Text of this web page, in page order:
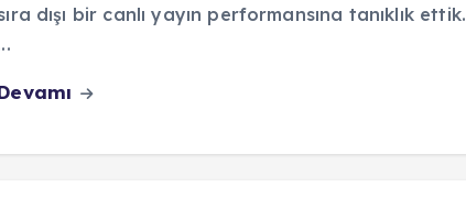
dışı bir canlı yayın performansına tanıklık ettik.